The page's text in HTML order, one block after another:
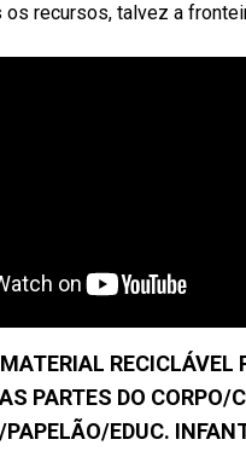
os recursos, talvez a
RECICLÁVEL
PARTES DO CORPO/
EDUC.